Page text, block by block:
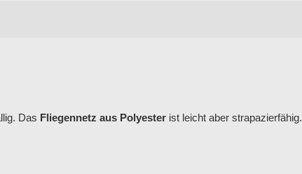
Das Fliegennetz aus Polyester ist leicht aber strapazierfähig.